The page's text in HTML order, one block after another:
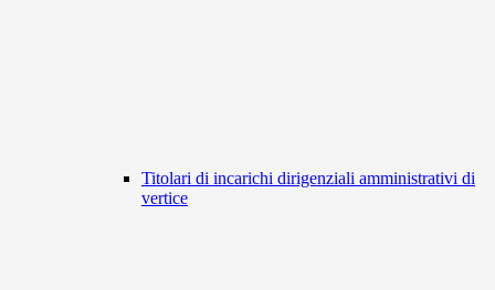
Titolari di incarichi dirigenziali amministrativi di
vertice